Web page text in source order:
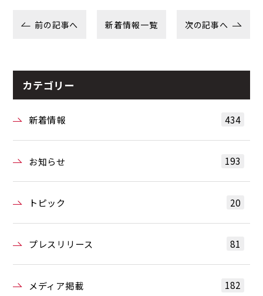
前の記事へ 新着情報一覧 次の記事へ
カテゴリー
新着情報 434
お知らせ 193
トピック 20
プレスリリース 81
メディア掲載 182